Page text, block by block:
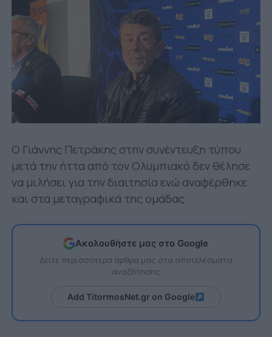
Ο Γιάννης Πετράκης στην συνέντευξη τύπου
μετά την ήττα από τον Ολυμπιακό δεν θέλησε
να μιλήσει για την διαιτησία ενώ αναφέρθηκε
και στα μεταγραφικά της ομάδας.
Ακολουθήστε μας στο Google
Δείτε περισσότερα άρθρα μας στα αποτελέσματα
αναζήτησης
Add TitormosNet.gr on Google